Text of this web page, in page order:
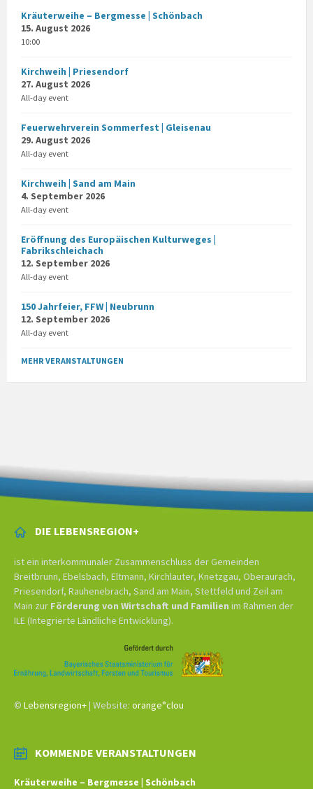
Kräuterweihe – Bergmesse | Schönbach
15. August 2026
10:00
Kirchweih | Priesendorf
27. August 2026
All-day event
Feuerwehrverein Sommerfest | Gleisenau
29. August 2026
All-day event
Kirchweih | Sand am Main
4. September 2026
All-day event
Eröffnung des Europäischen Kulturweges |
Fabrikschleichach
12. September 2026
All-day event
150 Jahrfeier, FFW | Neubrunn
12. September 2026
All-day event
MEHR VERANSTALTUNGEN
DIE LEBENSREGION+
ist ein interkommunaler Zusammenschluss der Gemeinden
Breitbrunn, Ebelsbach, Eltmann, Kirchlauter, Knetzgau, Oberaurach,
Priesendorf, Rauhenebrach, Sand am Main, Stettfeld und Zeil am
Main zur Förderung von Wirtschaft und Familien im Rahmen der
ILE (Integrierte Ländliche Entwicklung).
© Lebensregion+| Website: orange°clou
KOMMENDE VERANSTALTUNGEN
Kräuterweihe – Bergmesse | Schönbach